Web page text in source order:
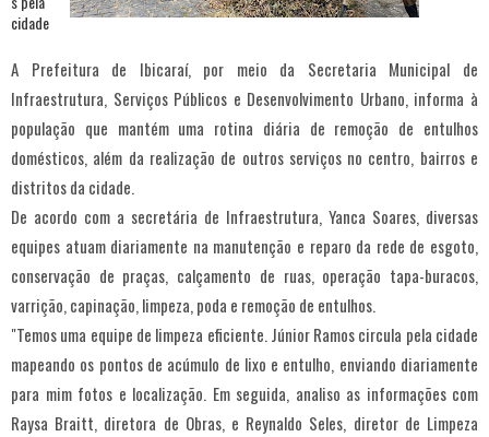
A Prefeitura de Ibicaraí, por meio da Secretaria Municipal de
Infraestrutura, Serviços Públicos e Desenvolvimento Urbano, informa à
população que mantém uma rotina diária de remoção de entulhos
domésticos, além da realização de outros serviços no centro, bairros e
distritos da cidade.
De acordo com a secretária de Infraestrutura, Yanca Soares, diversas
equipes atuam diariamente na manutenção e reparo da rede de esgoto,
conservação de praças, calçamento de ruas, operação tapa-buracos,
varrição, capinação, limpeza, poda e remoção de entulhos.
"Temos uma equipe de limpeza eficiente. Júnior Ramos circula pela cidade
mapeando os pontos de acúmulo de lixo e entulho, enviando diariamente
para mim fotos e localização. Em seguida, analiso as informações com
Raysa Braitt, diretora de Obras, e Reynaldo Seles, diretor de Limpeza